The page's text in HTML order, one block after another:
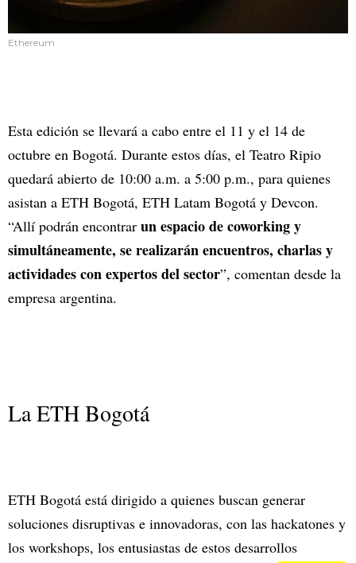
Ethereum
Esta edición se llevará a cabo entre el 11 y el 14 de
octubre en Bogotá. Durante estos días, el Teatro Ripio
quedará abierto de 10:00 a.m. a 5:00 p.m., para quienes
asistan a ETH Bogotá, ETH Latam Bogotá y Devcon.
“Allí podrán encontrar un espacio de coworking y
simultáneamente, se realizarán encuentros, charlas y
actividades con expertos del sector”, comentan desde la
empresa argentina.
La ETH Bogotá
ETH Bogotá está dirigido a quienes buscan generar
soluciones disruptivas e innovadoras, con las hackatones y
los workshops, los entusiastas de estos desarrollos